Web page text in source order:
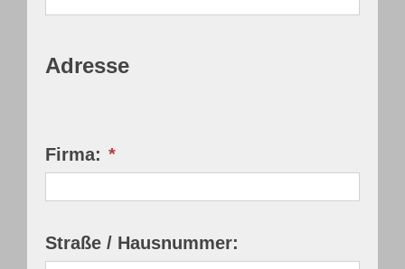
Adresse
Firma: *
Straße / Hausnummer: